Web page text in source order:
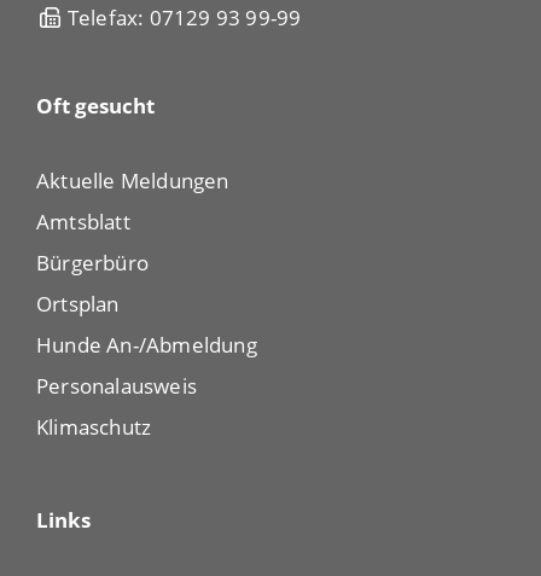
Telefax: 07129 93 99-99
Oft gesucht
Aktuelle Meldungen
Amtsblatt
Bürgerbüro
Ortsplan
Hunde An-/Abmeldung
Personalausweis
Klimaschutz
Links